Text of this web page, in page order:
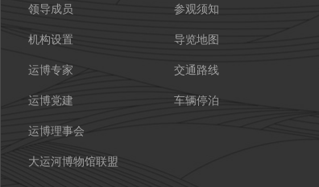
领导成员
机构设置
运博专家
运博党建
运博理事会
大运河博物馆联盟
参观须知
导览地图
交通路线
车辆停泊